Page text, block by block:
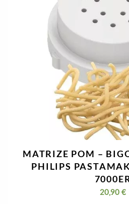
MATRIZE POM –
PHILIPS
20,90 €